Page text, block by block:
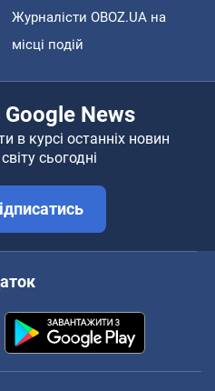
Журналісти OBOZ.UA на
місці подій
Google News
в курсі останніх новин
сьогодні